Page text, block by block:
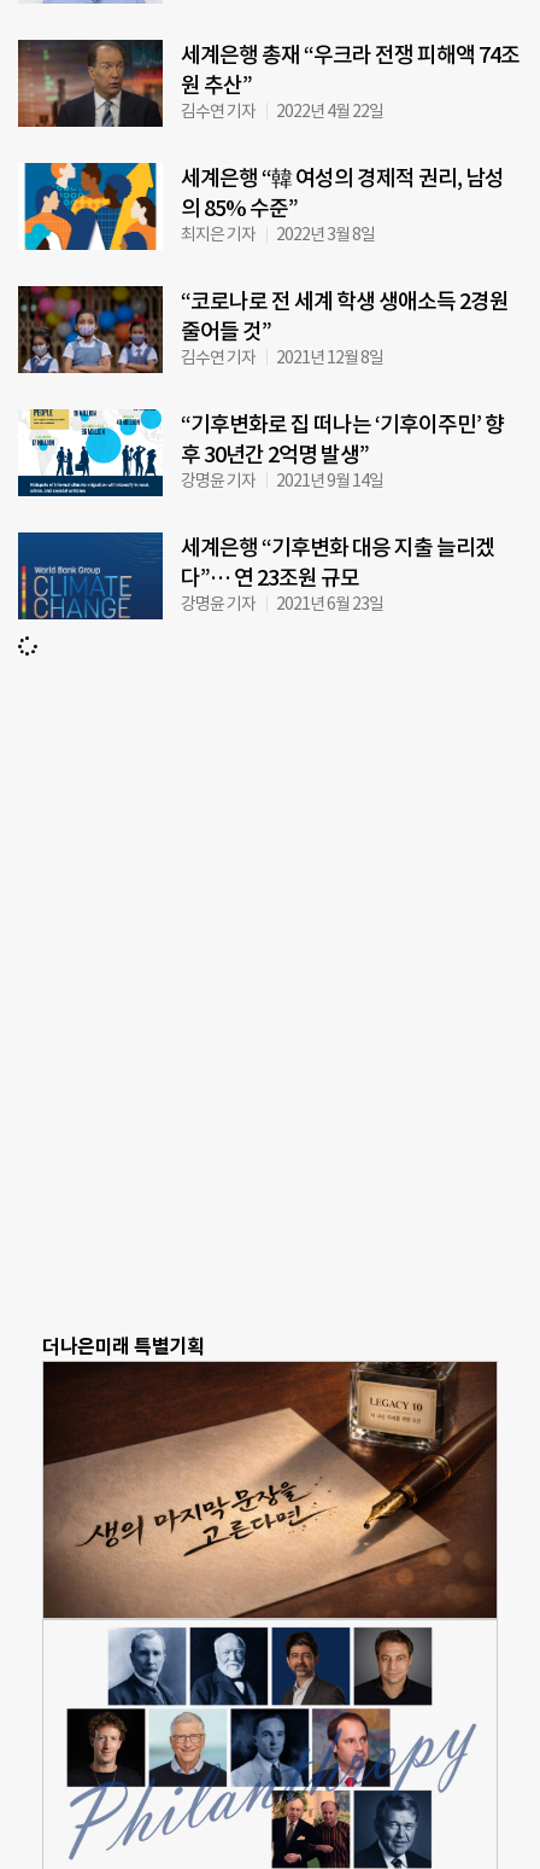
세계은행 총재 “우크라 전쟁 피해액 74조
원 추산”
김수연 기자 2022년 4월 22일
세계은행 “韓 여성의 경제적 권리, 남성
의 85% 수준”
최지은 기자 2022년 3월 8일
“코로나로 전 세계 학생 생애소득 2경원
줄어들 것”
김수연 기자 2021년 12월 8일
“기후변화로 집 떠나는 ‘기후이주민’ 향
후 30년간 2억명 발생”
강명윤 기자 2021년 9월 14일
세계은행 “기후변화 대응 지출 늘리겠
다”… 연 23조원 규모
강명윤 기자 2021년 6월 23일
더나은미래 특별기획